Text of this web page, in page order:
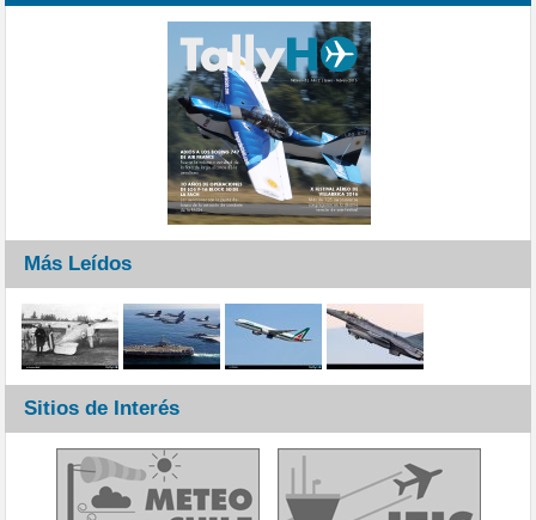
Más Leídos
Sitios de Interés